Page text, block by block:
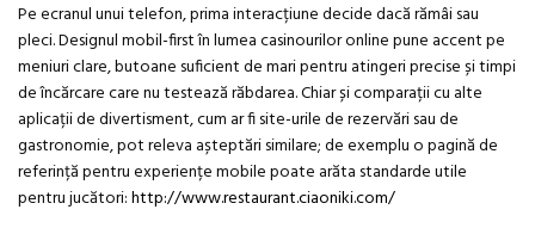
Pe ecranul unui telefon, prima interacțiune decide dacă rămâi sau
pleci. Designul mobil-first în lumea casinourilor online pune accent pe
meniuri clare, butoane suficient de mari pentru atingeri precise și timpi
de încărcare care nu testează răbdarea. Chiar și comparații cu alte
aplicații de divertisment, cum ar fi site-urile de rezervări sau de
gastronomie, pot releva așteptări similare; de exemplu o pagină de
referință pentru experiențe mobile poate arăta standarde utile
pentru jucători:http://www.restaurant.ciaoniki.com/